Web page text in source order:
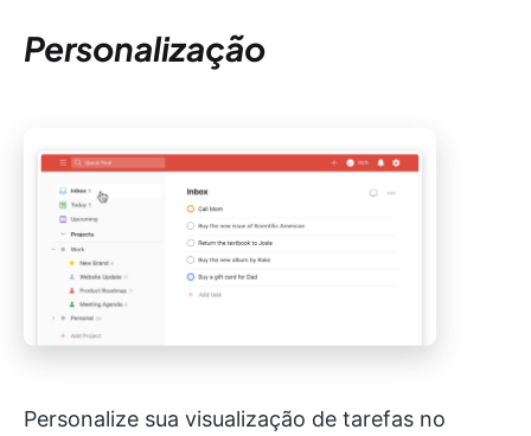
Personalização
Personalize sua visualização de tarefas no